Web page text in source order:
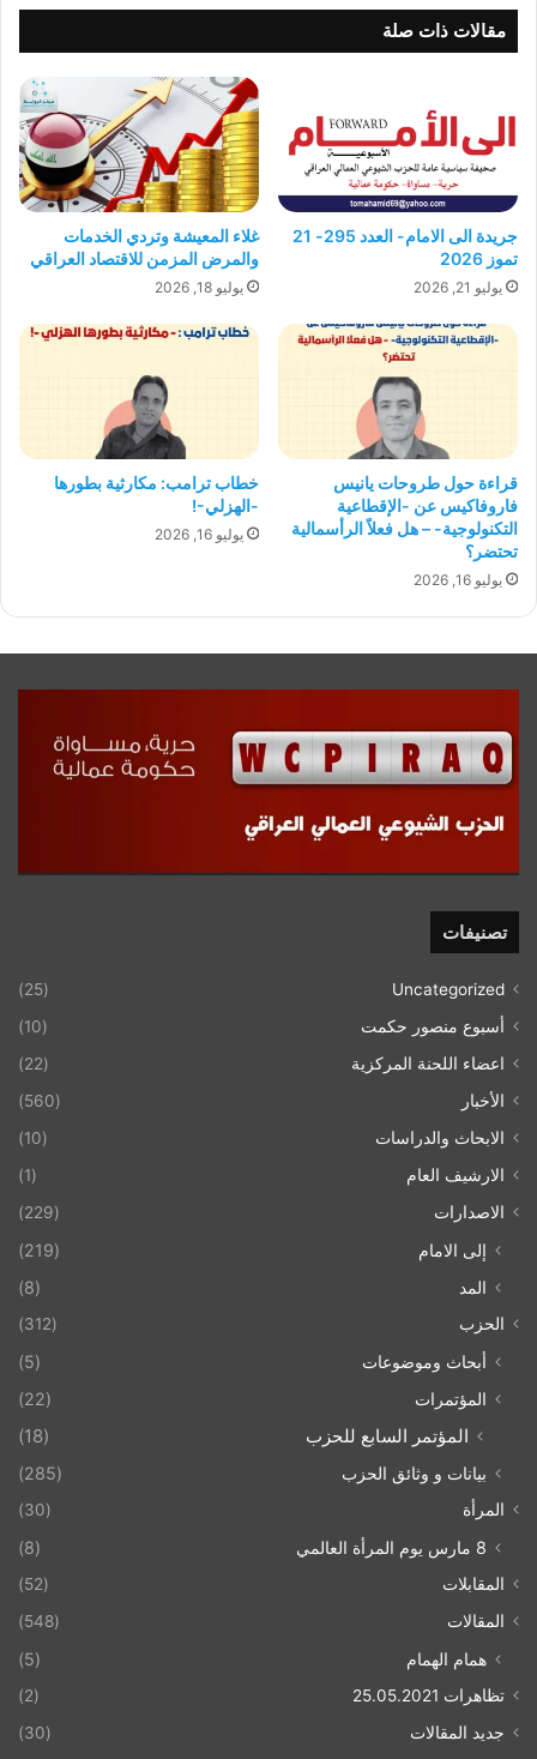
مقالات ذات صلة
جريدة الى الامام- العدد 295- 21
تموز 2026
يوليو 21, 2026
غلاء المعيشة وتردي الخدمات
والمرض المزمن للاقتصاد العراقي
يوليو 18, 2026
قراءة حول طروحات يانيس
فاروفاكيس عن -الإقطاعية
التكنولوجية- – هل فعلاً الرأسمالية
تحتضر؟
يوليو 16, 2026
خطاب ترامب: مكارثية بطورها
-الهزلي-!
يوليو 16, 2026
تصنيفات
Uncategorized
(25)
أسبوع منصور حكمت
(10)
اعضاء اللحنة المركزية
(22)
الأخبار
(560)
الابحاث والدراسات
(10)
الارشيف العام
(1)
الاصدارات
(229)
إلى الامام
(219)
المد
(8)
الحزب (312)
أبحاث وموضوعات
(5)
المؤتمرات
(22)
المؤتمر السابع للحزب (18)
بيانات و وثائق الحزب (285)
المرأة (30)
8 مارس يوم المرأة العالمي (8)
المقابلات
(52)
المقالات
(548)
همام الهمام (5)
تظاهرات 25.05.2021
(2)
جديد المقالات
(30)